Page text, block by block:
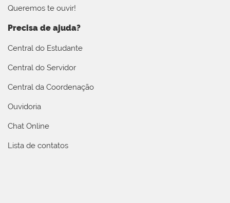
Queremos te ouvir!
Precisa de ajuda?
Central do Estudante
Central do Servidor
Central da Coordenação
Ouvidoria
Chat Online
Lista de contatos